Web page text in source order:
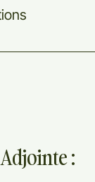
Adjointe :